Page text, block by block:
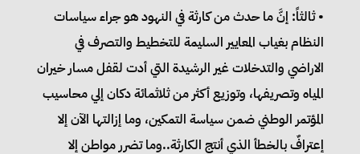
• ثالثاً: إنَّ ما حدث من كارثة في النهود هو جراء سياسات
النظام بغياب المعايير السليمة للتخطيط والتصرف في
الاراضي والتدخلات غير الرشيدة التي أدت لقفل مسار خيران
المياه وتصريفها، وتوزيع أكثر من ثلاثمائة دكان إلي محاسيب
المؤتمر الوطني ضمن سياسة التمكين، وما إزالتها الآن إلا
إعترافٌ بالخطأ الذي أنتج الكارثة..وما تضرر مواطن إلا